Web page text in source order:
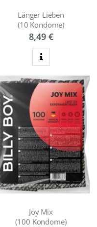
Länger Lieben
(10 Kondome)
8,49 €
Joy Mix
(100 Kondome)